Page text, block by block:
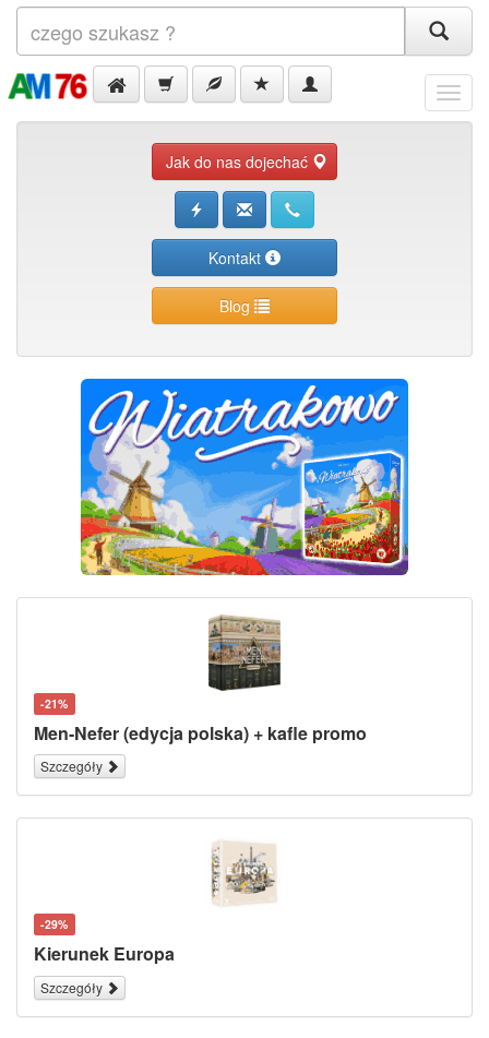
Menu
Jak do nas dojechać
Kontakt
Blog
-21%
Men-Nefer (edycja polska) + kafle promo
Szczegóły
-29%
Kierunek Europa
Szczegóły